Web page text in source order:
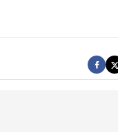
OPINIÓN EXTRAS